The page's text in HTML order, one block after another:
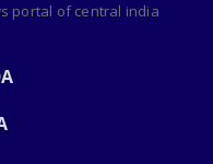
portal of central india